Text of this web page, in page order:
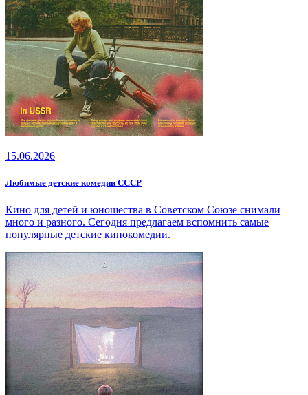
15.06.2026
Любимые детские комедии СССР
Кино для детей и юношества в Советском Союзе снимали
много и разного. Сегодня предлагаем вспомнить самые
популярные детские кинокомедии.